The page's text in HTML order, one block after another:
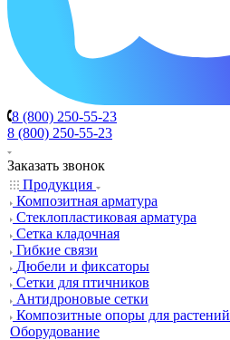
8 (800) 250-55-23
8 (800) 250-55-23
Заказать звонок
Продукция
Композитная арматура
Cтеклопластиковая арматура
Сетка кладочная
Гибкие связи
Дюбели и фиксаторы
Сетки для птичников
Антидроновые сетки
Композитные опоры для растений
Оборудование